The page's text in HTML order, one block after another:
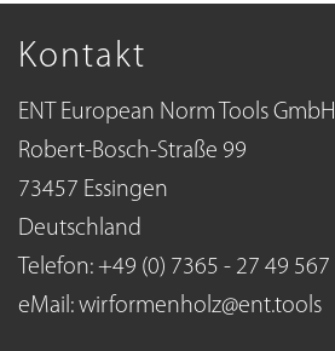
Kontakt
ENT European Norm Tools GmbH
Robert-Bosch-Straße 99
73457 Essingen
Deutschland
Telefon: +49 (0) 7365 - 27 49 567
eMail: wirformenholz@ent.tools